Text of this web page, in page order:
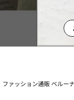
ファッション通販 ベルーナ